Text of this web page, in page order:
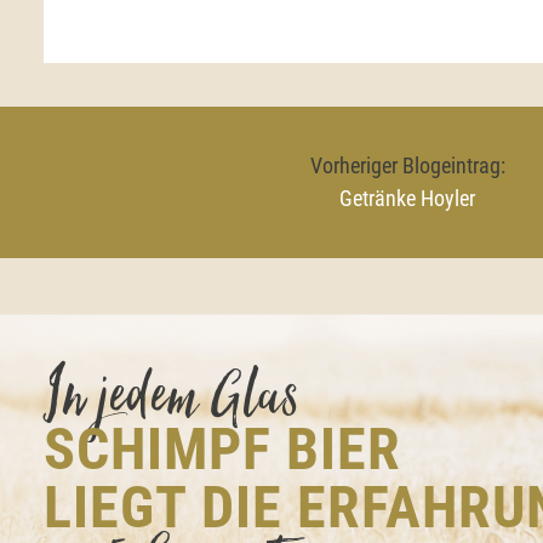
Vorheriger Blogeintrag:
Getränke Hoyler
In jedem Glas
SCHIMPF BIER
LIEGT DIE